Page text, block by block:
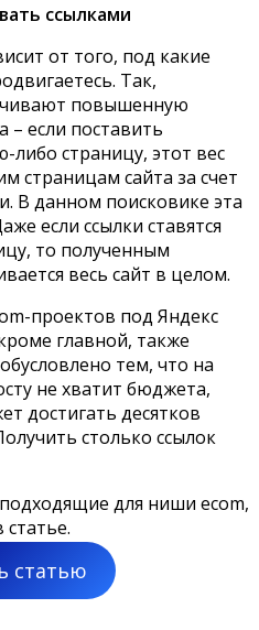
ссылками
от того, под какие
Так,
повышенную
– если поставить
страницу, этот вес
страницам сайта за счет
В данном поисковике эта
если ссылки ставятся
то полученным
весь сайт в целом.
проектов под Яндекс
главной, также
тем, что на
не хватит бюджета,
достигать десятков
столько ссылок
для ниши ecom,
статью